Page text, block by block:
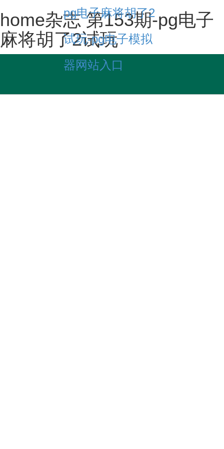
home杂志 第153期-pg电子
麻将胡了2试玩
pg电子麻将胡了2
试玩-pg电子模拟
器网站入口